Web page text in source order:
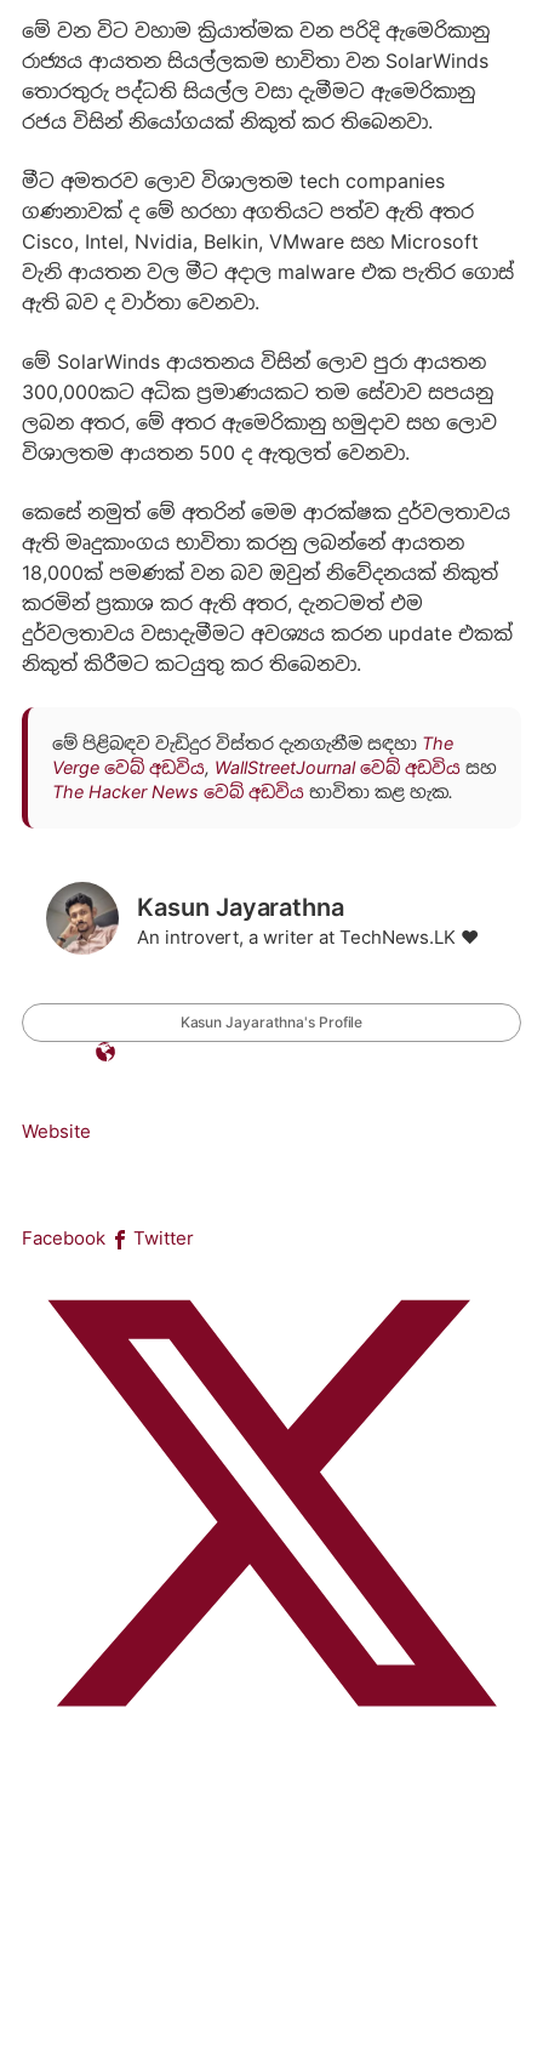
මේ වන විට වහාම ක්‍රියාත්මක වන පරිදි ඇමෙරිකානු
රාජ්‍යය ආයතන සියල්ලකම භාවිතා වන SolarWinds
තොරතුරු පද්ධති සියල්ල වසා දැමීමට ඇමෙරිකානු
රජය විසින් නියෝගයක් නිකුත් කර තිබෙනවා.
මීට අමතරව ලොව විශාලතම tech companies
ගණනාවක් ද මේ හරහා අගතියට පත්ව ඇති අතර
Cisco, Intel, Nvidia, Belkin, VMware සහ Microsoft
වැනි ආයතන වල ‍මීට අදාල malware එක පැතිර ගොස්
ඇති බව ද වාර්තා වෙනවා.
මේ SolarWinds ආයතනය විසින් ලොව පුරා ආයතන
300,000කට අධික ප්‍රමාණයකට තම සේවාව සපයනු
ලබන අතර, මේ අතර ඇමෙරිකානු හමුදාව සහ ලොව
විශාලතම ආයතන 500 ද ඇතුලත් වෙනවා.
කෙසේ නමුත් මේ අතරින් මෙම ආරක්ෂක දුර්වලතාවය
ඇති මෘදුකාංගය භාවිතා කරනු ලබන්නේ ආයතන
18,000ක් පමණක් වන බව ඔවුන් නිවේදනයක් නිකුත්
කරමින් ප්‍රකාශ කර ඇති අතර, දැනටමත් එම
දුර්වලතාවය වසාදැමීමට අවශ්‍යය කරන update එකක්
නිකුත් කිරීමට කටයුතු කර තිබෙනවා.
මේ පිළිබඳව වැඩිදුර විස්තර දැනගැනීම සඳහා The
Verge වෙබ් අඩවිය, WallStreetJournal වෙබ් අඩවියසහ
The Hacker News වෙබ් අඩවියභාවිතා කළ හැක.
Kasun Jayarathna
An introvert, a writer at TechNews.LK ❤️
Kasun Jayarathna's Profile
Website
Facebook Twitter